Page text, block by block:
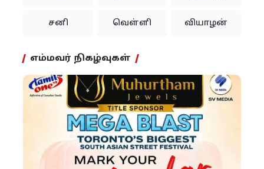
சனி வெள்ளி வியாழன்
எம்மவர் நிகழ்வுகள்